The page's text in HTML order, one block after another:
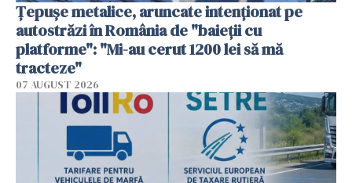
Țepușe metalice, aruncate intenționat pe
autostrăzi în România de "baieții cu
platforme": "Mi-au cerut 1200 lei să mă
tracteze"
07 AUGUST 2026